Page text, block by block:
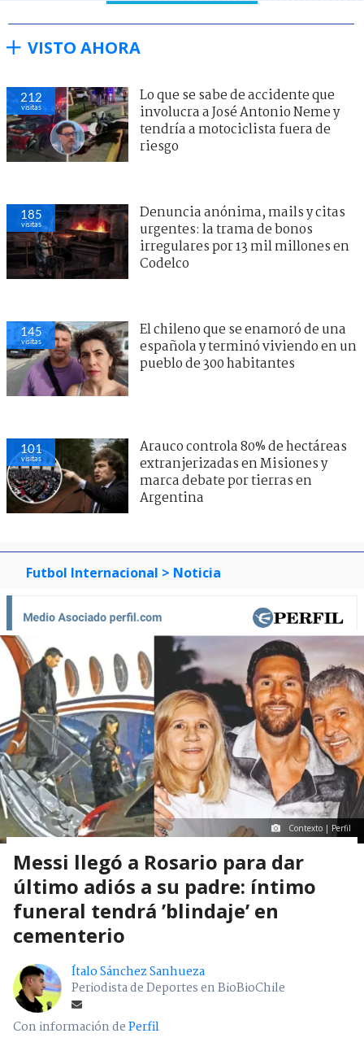
VISTO AHORA
212
visitas
Lo que se sabe de accidente que
involucra a José Antonio Neme y
tendría a motociclista fuera de
riesgo
185
visitas
Denuncia anónima, mails y citas
urgentes: la trama de bonos
irregulares por 13 mil millones en
Codelco
145
visitas
El chileno que se enamoró de una
española y terminó viviendo en un
pueblo de 300 habitantes
101
visitas
Arauco controla 80% de hectáreas
extranjerizadas en Misiones y
marca debate por tierras en
Argentina
Futbol Internacional > Noticia
Contexto | Perfil
Messi llegó a Rosario para dar
último adiós a su padre: íntimo
funeral tendrá ’blindaje’ en
cementerio
Ítalo Sánchez Sanhueza
Periodista de Deportes en BioBioChile
Con información dePerfil